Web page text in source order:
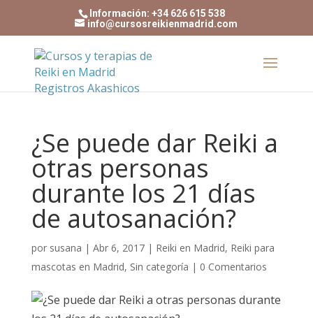
Información: +34 626 615 538
info@cursosreikienmadrid.com
¿Se puede dar Reiki a
otras personas
durante los 21 días
de autosanación?
por susana | Abr 6, 2017| Reiki en Madrid, Reiki para
mascotas en Madrid, Sin categoría | 0 Comentarios